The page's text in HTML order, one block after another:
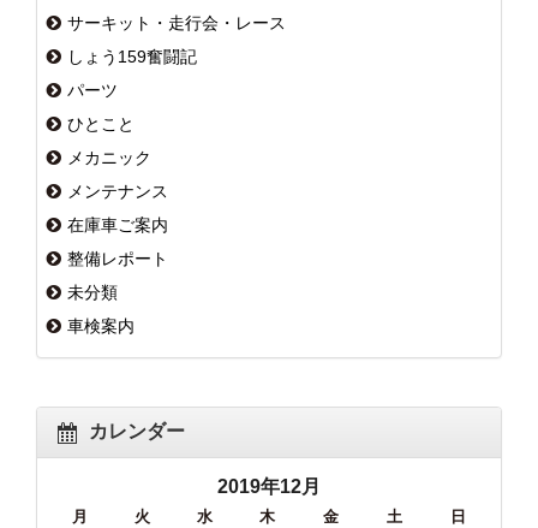
サーキット・走行会・レース
しょう159奮闘記
パーツ
ひとこと
メカニック
メンテナンス
在庫車ご案内
整備レポート
未分類
車検案内
カレンダー
2019年12月
月 火 水 木 金 土 日